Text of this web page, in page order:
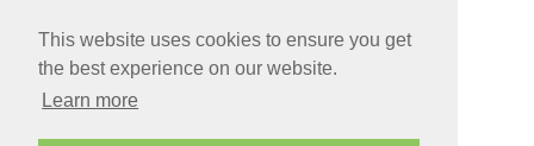
This website uses cookies to ensure you get
the best experience on our website.
Learn more